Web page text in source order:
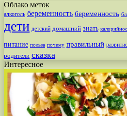
Облако меток
алкоголь беременность беременность
дети детский домашний знать
питание польза почему правильный развитие
родители сказка
Интересное